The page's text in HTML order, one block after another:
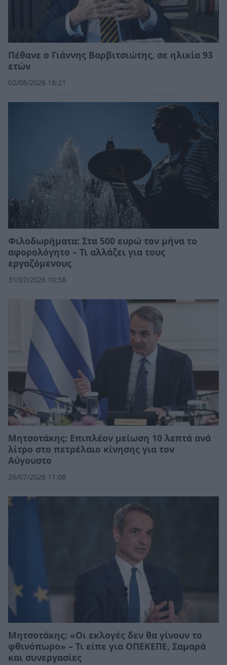
Πέθανε ο Γιάννης Βαρβιτσιώτης, σε ηλικία 93
ετών
02/08/2026 18:21
Φιλοδωρήματα: Στα 500 ευρώ τον μήνα το
αφορολόγητο – Τι αλλάζει για τους
εργαζόμενους
31/07/2026 10:58
Μητσοτάκης: Επιπλέον μείωση 10 λεπτά ανά
λίτρο στο πετρέλαιο κίνησης για τον
Αύγουστο
26/07/2026 11:08
Μητσοτάκης: «Οι εκλογές δεν θα γίνουν το
φθινόπωρο» – Τι είπε για ΟΠΕΚΕΠΕ, Σαμαρά
και συνεργασίες